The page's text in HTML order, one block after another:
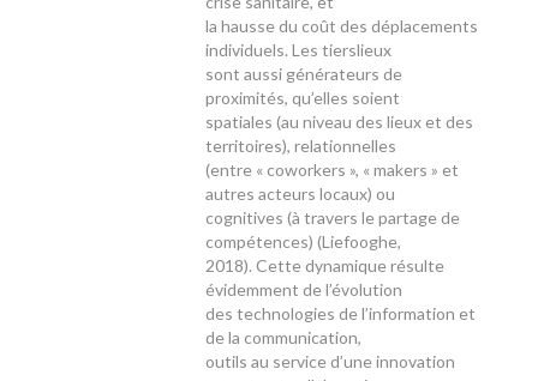
la hausse du coût des déplacements
individuels. Les tierslieux
sont aussi générateurs de
proximités, qu’elles soient
spatiales (au niveau des lieux et des
territoires), relationnelles
(entre « coworkers », « makers » et
autres acteurs locaux) ou
cognitives (à travers le partage de
compétences) (Liefooghe,
2018). Cette dynamique résulte
évidemment de l’évolution
des technologies de l’information et
de la communication,
outils au service d’une innovation